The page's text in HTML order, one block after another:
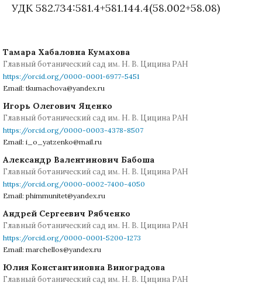
УДК 582.734:581.4+581.144.4(58.002+58.08)
Тамара Хабаловна Кумахова
Главный ботанический сад им. Н. В. Цицина РАН
https://orcid.org/0000-0001-6977-5451
Email: tkumachova@yandex.ru
Игорь Олегович Яценко
Главный ботанический сад им. Н. В. Цицина РАН
https://orcid.org/0000-0003-4378-8507
Email: i_o_yatzenko@mail.ru
Александр Валентинович Бабоша
Главный ботанический сад им. Н. В. Цицина РАН
https://orcid.org/0000-0002-7400-4050
Email: phimmunitet@yandex.ru
Андрей Сергеевич Рябченко
Главный ботанический сад им. Н. В. Цицина РАН
https://orcid.org/0000-0001-5200-1273
Email: marchellos@yandex.ru
Юлия Константиновна Виноградова
Главный ботанический сад им. Н. В. Цицина РАН